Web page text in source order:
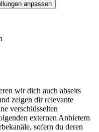
anpassen
wir dich auch abseits
zeigen dir relevante
verschlüsselten
externen Anbietern
sofern du deren